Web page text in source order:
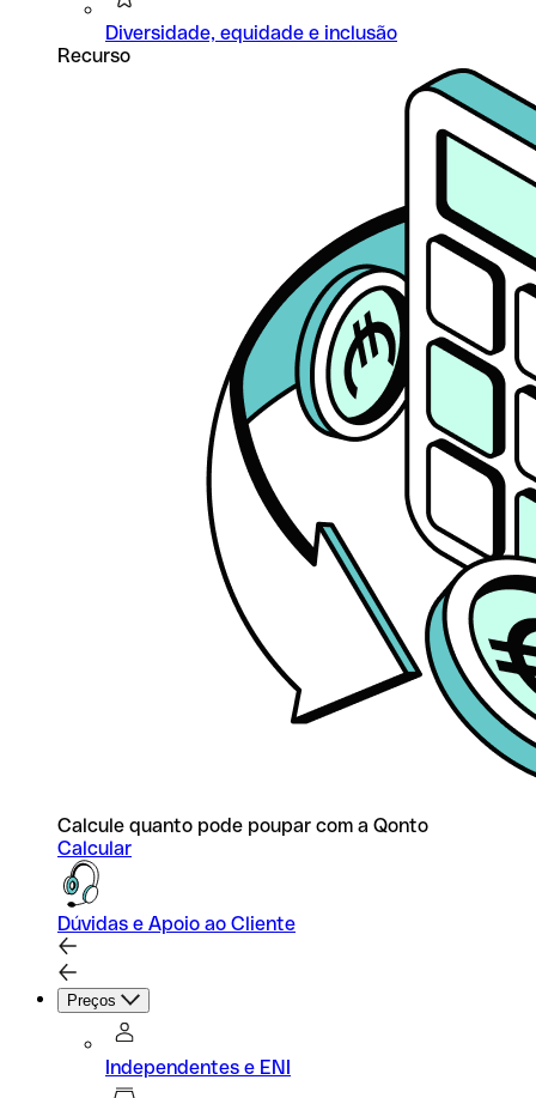
Diversidade, equidade e inclusão
Recurso
Calcule quanto pode poupar com a Qonto
Calcular
Dúvidas e Apoio ao Cliente
Preços
Independentes e ENI